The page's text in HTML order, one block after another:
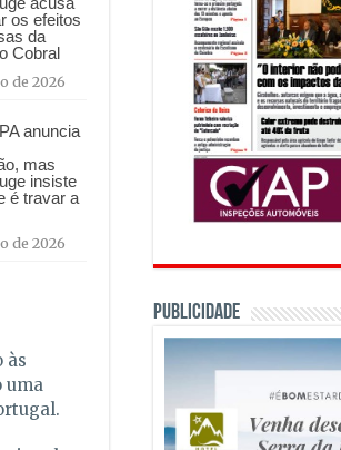
os efeitos
da
Cobral
de 2026
anuncia
mas
insiste
é travar a
de 2026
às
uma
PUBLICIDADE